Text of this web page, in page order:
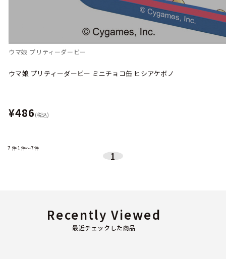
ウマ娘 プリティーダービー
ウマ娘 プリティーダービー ミニチョコ缶 ヒシアケボノ
¥486 (税込)
7 件1件～7件
1
最近チェックした商品
Recently Viewed